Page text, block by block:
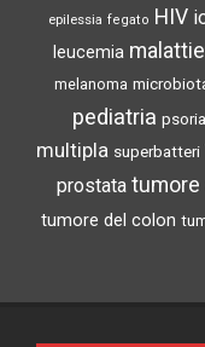
epilessia fegato HIV
leucemia
melanoma
pediatria
multipla superbatteri
prostata tumore
tumore del colon